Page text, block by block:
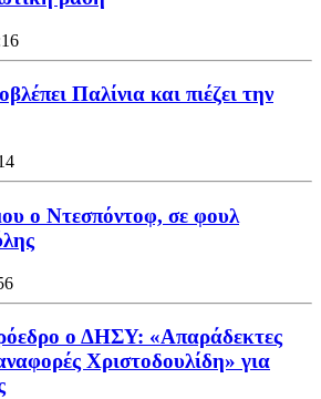
Παλίνια και πιέζει την
ο Ντεσπόντοφ, σε φουλ
ο ΔΗΣΥ: «Απαράδεκτες
Χριστοδουλίδη» για